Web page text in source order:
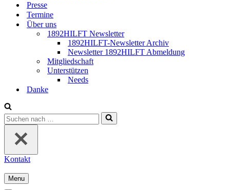
Presse
Termine
Über uns
1892HILFT Newsletter
1892HILFT-Newsletter Archiv
Newsletter 1892HILFT Abmeldung
Mitgliedschaft
Unterstützen
Needs
Danke
Suchen
nach …
Kontakt
Menu
Navigationsmenü